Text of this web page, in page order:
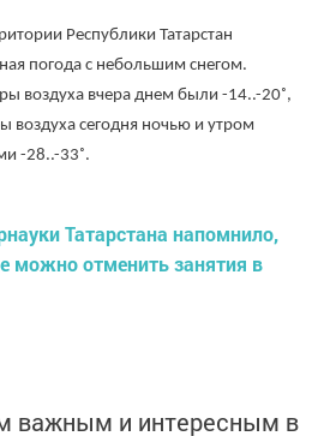
Республики Татарстан
погода с небольшим снегом.
воздуха вчера днем были -14..-20˚,
воздуха сегодня ночью и утром
-28..-33˚.
Татарстана напомнило,
можно отменить занятия в
важным и интересным в